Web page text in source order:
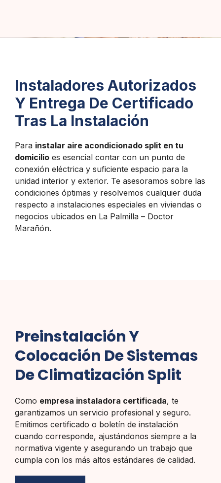
Instaladores Autorizados
Y Entrega De Certificado
Tras La Instalación
Para instalar aire acondicionado split en tu
domicilio es esencial contar con un punto de
conexión eléctrica y suficiente espacio para la
unidad interior y exterior. Te asesoramos sobre las
condiciones óptimas y resolvemos cualquier duda
respecto a instalaciones especiales en viviendas o
negocios ubicados en La Palmilla – Doctor
Marañón.
Preinstalación Y
Colocación De Sistemas
De Climatización Split
Como empresa instaladora certificada, te
garantizamos un servicio profesional y seguro.
Emitimos certificado o boletín de instalación
cuando corresponde, ajustándonos siempre a la
normativa vigente y asegurando un trabajo que
cumpla con los más altos estándares de calidad.